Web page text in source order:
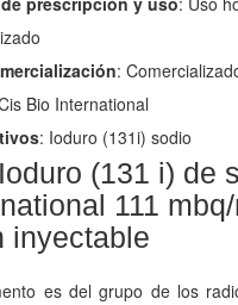
:
Bio International
: Ioduro (131i) sodio
(131 i) de
111
inyectable
es del grupo de los